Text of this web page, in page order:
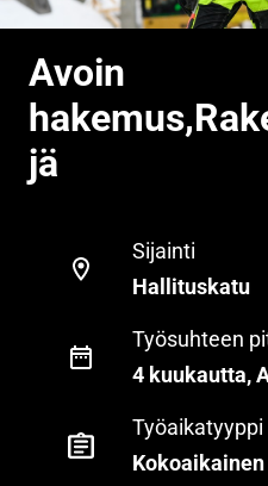
Avoin
jä
Sijainti
Hallituskatu
Työsuhteen
4 kuukautta,
Työaikatyyppi
Kokoaikainen